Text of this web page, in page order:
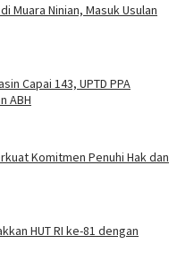
Muara Ninian, Masuk Usulan
Capai 143, UPTD PPA
ABH
Komitmen Penuhi Hak dan
HUT RI ke-81 dengan